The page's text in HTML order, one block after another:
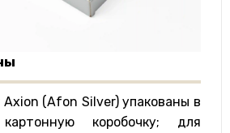
(Afon Silver) упакованы в
картонную коробочку; для